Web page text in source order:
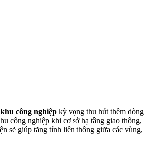
công nghiệp kỳ vọng thu hút thêm dòng
công nghiệp khi cơ sở hạ tầng giao thông,
sẽ giúp tăng tính liên thông giữa các vùng,